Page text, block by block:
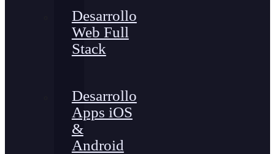
Desarrollo
Web Full
Stack
Desarrollo
Apps iOS
&
Android